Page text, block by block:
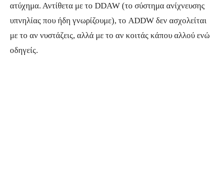
ατύχημα. Αντίθετα με το DDAW (το σύστημα ανίχνευσης
υπνηλίας που ήδη γνωρίζουμε), το ADDW δεν ασχολείται
με το αν νυστάζεις, αλλά με το αν κοιτάς κάπου αλλού ενώ
οδηγείς.